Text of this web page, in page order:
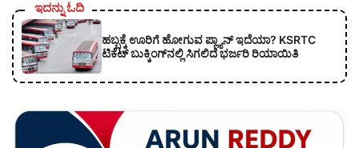
ಇದನ್ನು ಓದಿ
ಹಬ್ಬಕ್ಕೆ ಊರಿಗೆ ಹೋಗುವ ಪ್ಲ್ಯಾನ್ ಇದೆಯಾ? KSRTC
ಟಿಕೆಟ್ ಬುಕ್ಕಿಂಗ್‌ನಲ್ಲಿ ಸಿಗಲಿದೆ ಭರ್ಜರಿ ರಿಯಾಯಿತಿ